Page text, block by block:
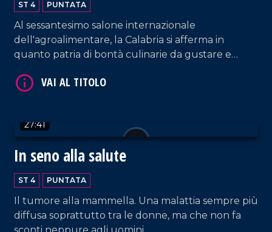
ST 4 PUNTATA
Al sessantesimo salone internazionale
dell'agroalimentare, la Calabria si afferma in
quanto patria di bontà culinarie da gustare e
27:41
In seno alla salute
ST 4 PUNTATA
Il tumore alla mammella. Una malattia sempre più
diffusa soprattutto tra le donne, ma che non fa
VAI AL TITOLO